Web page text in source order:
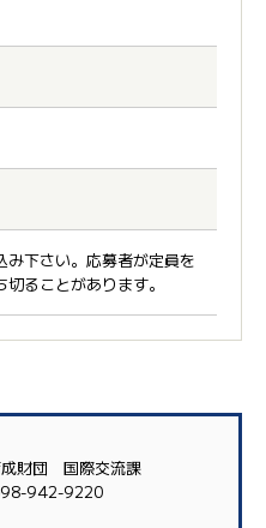
み下さい。応募者が定員を
ることがあります。
成財団 国際交流課
942-9220